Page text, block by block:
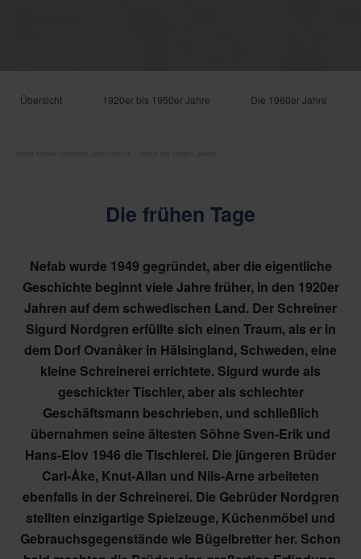
Übersicht 1920er bis 1950er Jahre Die 1960er Jahre
ÜBER NEFAB UNSERE GESCHICHTE 1920ER BIS 1950ER JAHRE
Die frühen Tage
Nefab wurde 1949 gegründet, aber die eigentliche
Geschichte beginnt viele Jahre früher, in den 1920er
Jahren auf dem schwedischen Land. Der Schreiner
Sigurd Nordgren erfüllte sich einen Traum, als er in
dem Dorf Ovanåker in Hälsingland, Schweden, eine
kleine Schreinerei errichtete. Sigurd wurde als
geschickter Tischler, aber als schlechter
Geschäftsmann beschrieben, und schließlich
übernahmen seine ältesten Söhne Sven-Erik und
Hans-Elov 1946 die Tischlerei. Die jüngeren Brüder
Carl-Åke, Knut-Allan und Nils-Arne arbeiteten
ebenfalls in der Schreinerei. Die Gebrüder Nordgren
stellten einzigartige Spielzeuge, Küchenmöbel und
Gebrauchsgegenstände wie Bügelbretter her. Schon